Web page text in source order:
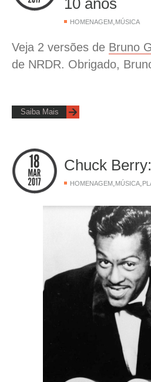
10 anos
HOMENAGEM, MÚSICA
Veja 2 versões de Bruno
de NRDR. Obrigado,
Saiba Mais
Chuck
HOMENAGEM MÚSICA